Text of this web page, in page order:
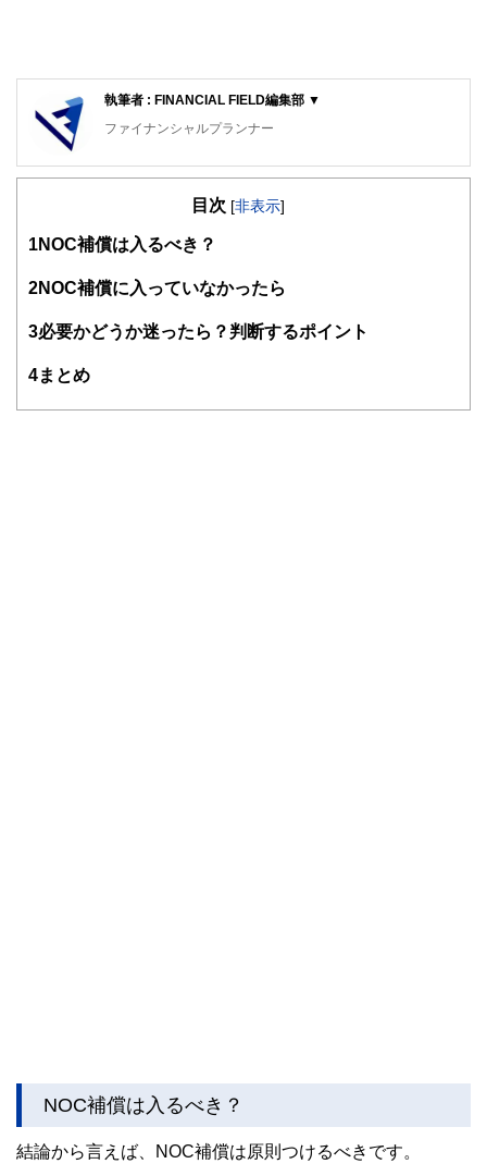
執筆者 : FINANCIAL FIELD編集部 ▼
ファイナンシャルプランナー
FinancialField編集部は、金融、経済に関する記事を、日々
知識がない方でも理解できるようわかりやすく発信していま
得者を中心に「お金や暮らし」に関する書籍・雑誌の編集経
験者で構成され、企画立案から記事掲載まですべての工程に
目次 [非表示]
1NOC補償は入るべき？
2NOC補償に入っていなかったら
3必要かどうか迷ったら？判断するポイント
4まとめ
NOC補償は入るべき？
結論から言えば、NOC補償は原則つけるべきです。